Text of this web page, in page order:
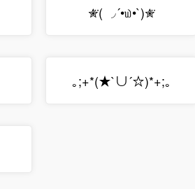
✮⃛( ◞´•௰•`)✮⃛
｡;+*(★`∪´☆)*+;｡